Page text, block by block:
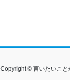
Copyright © 言いたいこと